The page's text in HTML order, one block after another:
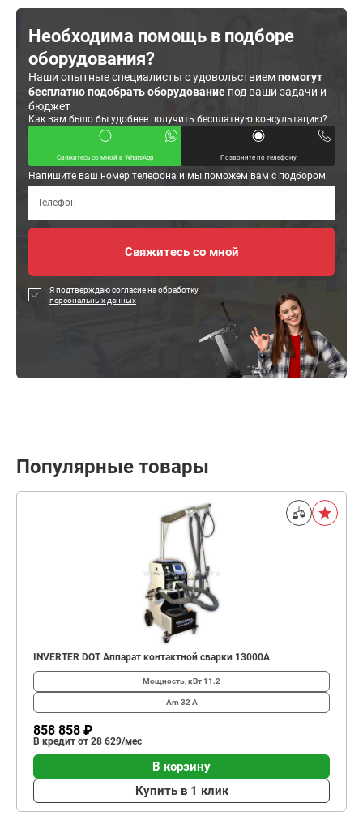
Необходима помощь в подборе
оборудования?
Наши опытные специалисты с удовольствиемпомогут
бесплатно подобрать оборудование под ваши задачи и
бюджет
Как вам было бы удобнее получить бесплатную консультацию?
Свяжитесь со мной в WhatsApp Позвоните по телефону
Напишите ваш номер телефона и мы поможем вам с подбором:
Я подтверждаю согласие на обработку
персональных данных
Популярные товары
INVERTER DOT Аппарат контактной сварки 13000А
Мощность, кВт11.2
Am 32 А
858 858 ₽
В кредит от 28 629/мес
В корзину
Купить в 1 клик